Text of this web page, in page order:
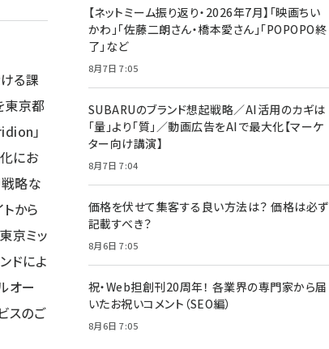
る課
東京都
」
にお
略な
から
京ミッ
ドによ
オー
スのご
【ネットミーム振り返り・2026年7月】「映画ちい
かわ」「佐藤二朗さん・橋本愛さん」「POPOPO終
了」など
8月7日 7:05
SUBARUのブランド想起戦略／AI活用のカギは
「量」より「質」／動画広告をAIで最大化【マーケ
ター向け講演】
8月7日 7:04
価格を伏せて集客する良い方法は？ 価格は必ず
記載すべき？
8月6日 7:05
祝・Web担創刊20周年！ 各業界の専門家から届
いたお祝いコメント（SEO編）
8月6日 7:05